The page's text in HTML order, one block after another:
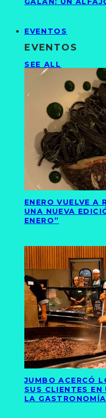
EVENTOS
EVENTOS
SEE ALL
ENERO VUELVE A
UNA NUEVA
ENERO”
JUMBO ACERCÓ
SUS CLIENTES
LA